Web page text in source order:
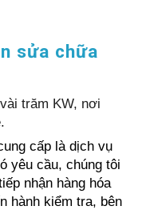
sửa chữa
trăm KW, nơi
cấp là dịch vụ
yêu cầu, chúng tôi
nhận hàng hóa
hành kiểm tra, bên